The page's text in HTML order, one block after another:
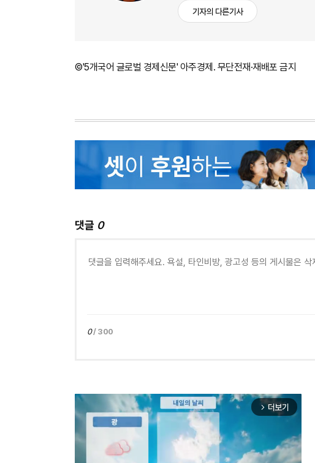
기자의 다른기사
©'5개국어 글로벌 경제신문' 아주경제. 무단전재·재배포 금지
댓글 0
0/ 300
arrow_forward_ios 더보기